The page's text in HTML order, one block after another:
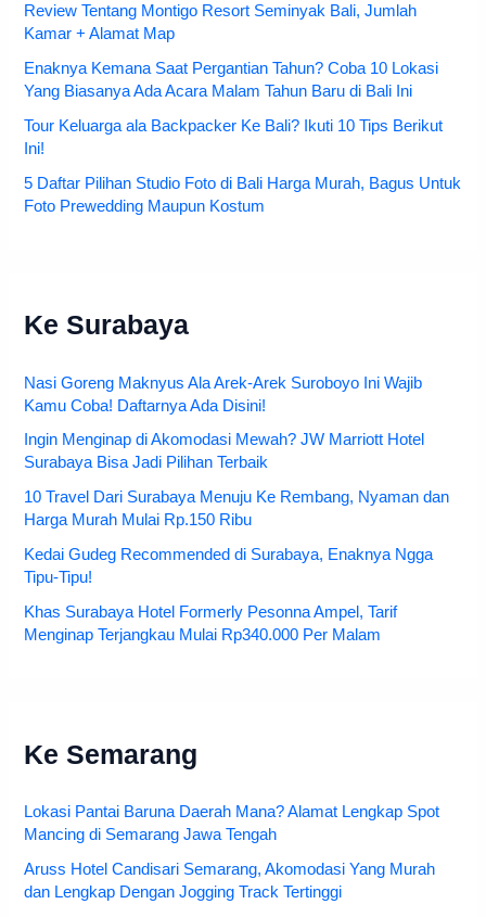
Review Tentang Montigo Resort Seminyak Bali, Jumlah
Kamar + Alamat Map
Enaknya Kemana Saat Pergantian Tahun? Coba 10 Lokasi
Yang Biasanya Ada Acara Malam Tahun Baru di Bali Ini
Tour Keluarga ala Backpacker Ke Bali? Ikuti 10 Tips Berikut
Ini!
5 Daftar Pilihan Studio Foto di Bali Harga Murah, Bagus Untuk
Foto Prewedding Maupun Kostum
Ke Surabaya
Nasi Goreng Maknyus Ala Arek-Arek Suroboyo Ini Wajib
Kamu Coba! Daftarnya Ada Disini!
Ingin Menginap di Akomodasi Mewah? JW Marriott Hotel
Surabaya Bisa Jadi Pilihan Terbaik
10 Travel Dari Surabaya Menuju Ke Rembang, Nyaman dan
Harga Murah Mulai Rp.150 Ribu
Kedai Gudeg Recommended di Surabaya, Enaknya Ngga
Tipu-Tipu!
Khas Surabaya Hotel Formerly Pesonna Ampel, Tarif
Menginap Terjangkau Mulai Rp340.000 Per Malam
Ke Semarang
Lokasi Pantai Baruna Daerah Mana? Alamat Lengkap Spot
Mancing di Semarang Jawa Tengah
Aruss Hotel Candisari Semarang, Akomodasi Yang Murah
dan Lengkap Dengan Jogging Track Tertinggi